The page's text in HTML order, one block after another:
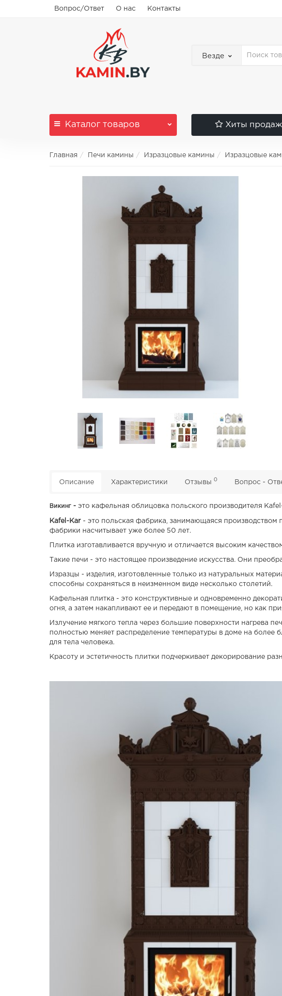
Вопрос/Ответ О нас Контакты
Везде
Каталог товаров Хиты продаж
Главная Печи камины Изразцовые камины Изразцовые
Описание Характеристики Отзывы 0 Вопрос -
Викинг - это кафельная облицовка польского производителя
Kafel-Kar - это польская фабрика, занимающаяся производством
фабрики насчитывает уже более 50 лет.
Плитка изготавливается вручную и отличается высоким
Такие печи - это настоящее произведение искусства. Они
Изразцы - изделия, изготовленные только из натуральных
способны сохраняться в неизменном виде несколько столетий.
Кафельная плитка - это конструктивные и одновременно
огня, а затем накапливают ее и передают в помещение, но как
Излучение мягкого тепла через большие поверхности нагрева
полностью меняет распределение температуры в доме на
для тела человека.
Красоту и эстетичность плитки подчеркивает декорирование